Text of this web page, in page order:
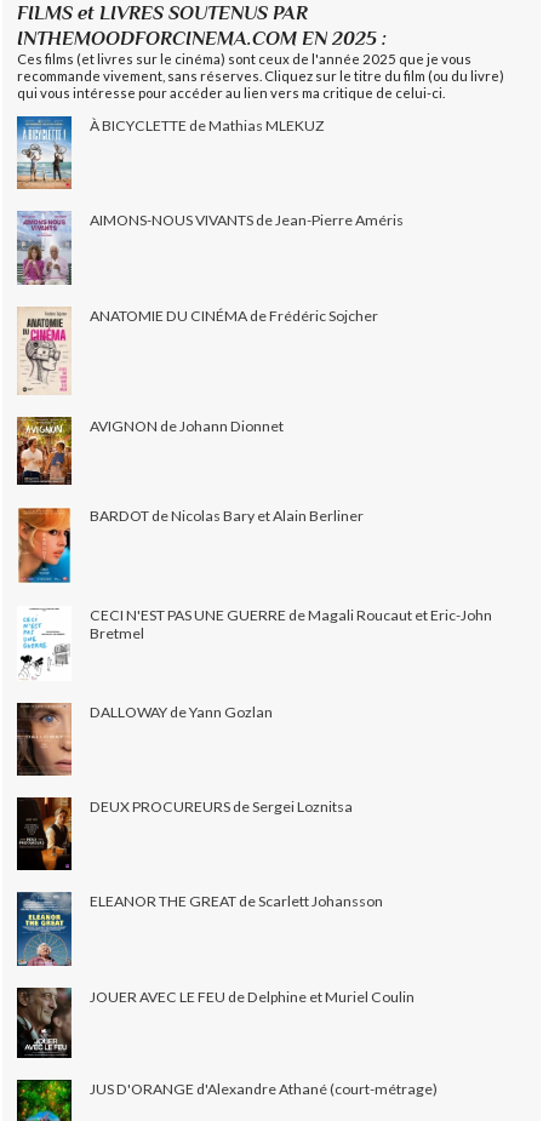
FILMS et LIVRES SOUTENUS PAR
INTHEMOODFORCINEMA.COM EN 2025 :
Ces films (et livres sur le cinéma) sont ceux de l'année 2025 que je vous
recommande vivement, sans réserves. Cliquez sur le titre du film (ou du livre)
qui vous intéresse pour accéder au lien vers ma critique de celui-ci.
À BICYCLETTE de Mathias MLEKUZ
AIMONS-NOUS VIVANTS de Jean-Pierre Améris
ANATOMIE DU CINÉMA de Frédéric Sojcher
AVIGNON de Johann Dionnet
BARDOT de Nicolas Bary et Alain Berliner
CECI N'EST PAS UNE GUERRE de Magali Roucaut et Eric-John
Bretmel
DALLOWAY de Yann Gozlan
DEUX PROCUREURS de Sergei Loznitsa
ELEANOR THE GREAT de Scarlett Johansson
JOUER AVEC LE FEU de Delphine et Muriel Coulin
JUS D'ORANGE d'Alexandre Athané (court-métrage)